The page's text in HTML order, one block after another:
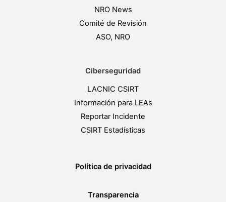
NRO News
Comité de Revisión
ASO, NRO
Ciberseguridad
LACNIC CSIRT
Información para LEAs
Reportar Incidente
CSIRT Estadísticas
Política de privacidad
Transparencia